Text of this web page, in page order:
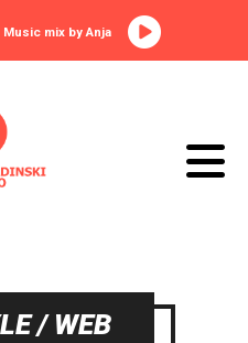
Music mix by Anja
/ WEB